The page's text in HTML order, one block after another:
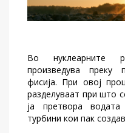
Во нуклеарните
произведува преку
фисија. При овој
разделуваат при што
ја претвора
турбини кои пак